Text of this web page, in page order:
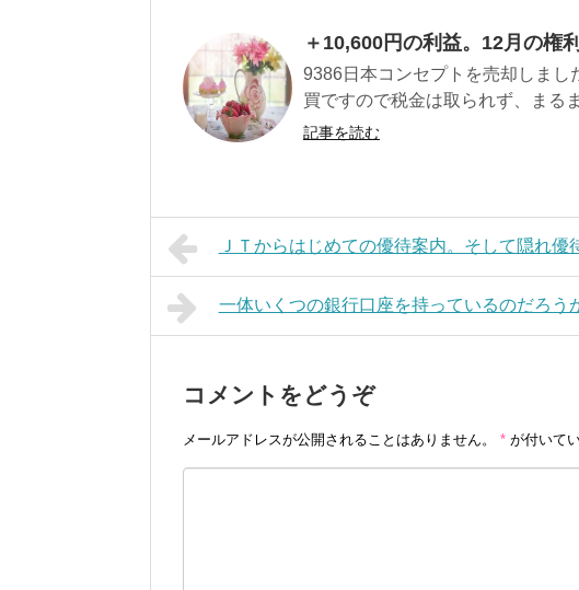
＋10,600円の利益。12月の権
9386日本コンセプトを売却しまし
買ですので税金は取られず、まる
記事を読む
ＪＴからはじめての優待案内。そして隠れ優
一体いくつの銀行口座を持っているのだろう
コメントをどうぞ
メールアドレスが公開されることはありません。 * が付いて